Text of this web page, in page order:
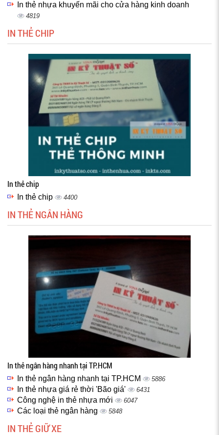
In thẻ nhựa khuyến mãi cho cửa hàng kinh doanh
4819
IN THẺ CHIP
In thẻ chip
In thẻ chip 4400
IN THẺ NGÂN HÀNG
In thẻ ngân hàng nhanh tại TP.HCM
In thẻ ngân hàng nhanh tại TP.HCM 5886
In thẻ nhựa giá rẻ thời 'Bão giá' 6431
Công nghệ in thẻ nhựa mới 6047
Các loại thẻ ngân hàng 5848
IN THẺ GIỮ XE